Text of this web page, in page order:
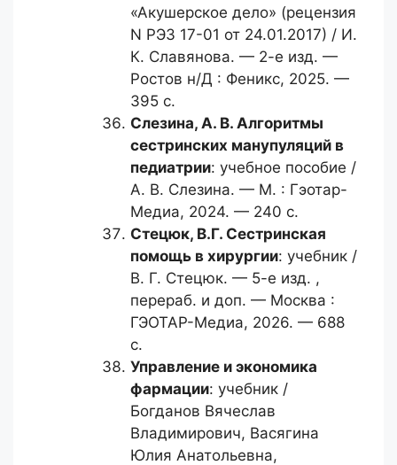
«Акушерское дело» (рецензия
N РЭЗ 17-01 от 24.01.2017) / И.
К. Славянова. — 2-е изд. —
Ростов н/Д : Феникс, 2025. —
395 с.
Слезина, А. В. Алгоритмы
сестринских манупуляций в
педиатрии: учебное пособие /
А. В. Слезина. — М. : Гэотар-
Медиа, 2024. — 240 с.
Стецюк, В.Г. Сестринская
помощь в хирургии: учебник /
В. Г. Стецюк. — 5-е изд. ,
перераб. и доп. — Москва :
ГЭОТАР-Медиа, 2026. — 688
с.
Управление и экономика
фармации: учебник /
Богданов Вячеслав
Владимирович, Васягина
Юлия Анатольевна,